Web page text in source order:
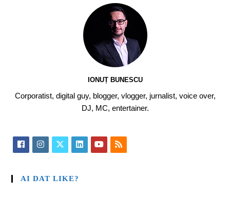
IONUȚ BUNESCU
Corporatist, digital guy, blogger, vlogger, jurnalist, voice over,
DJ, MC, entertainer.
AI DAT LIKE?